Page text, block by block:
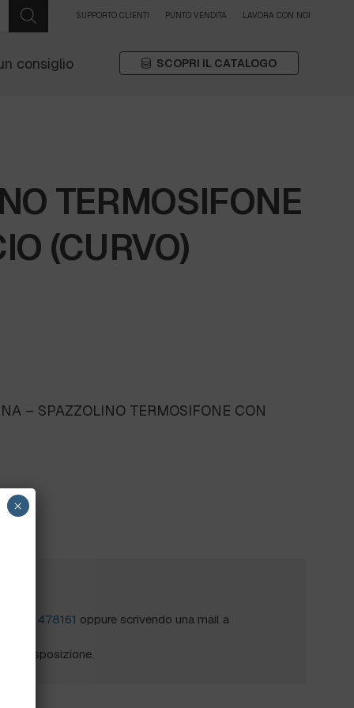
SUPPORTO CLIENTI PUNTO VENDITA LAVORA CON NOI
consiglio SCOPRI IL CATALOGO
TERMOSIFONE
(CURVO)
– SPAZZOLINO TERMOSIFONE CON
0172 478161 oppure scrivendo una mail a
a disposizione.
×